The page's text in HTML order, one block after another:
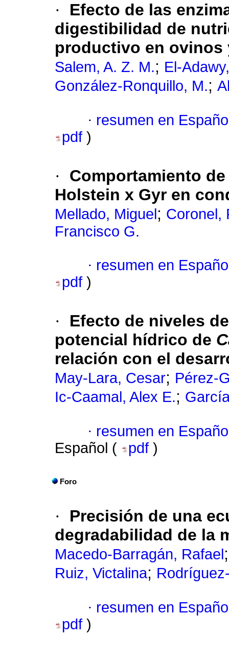
·
Efecto de las
digestibilidad de
productivo en ovinos
Salem, A. Z. M.; El-
González-Ronquillo, M.;
· resumen en
pdf )
·
Comportamiento
Holstein x Gyr en
Mellado, Miguel ; Coronel,
Francisco G.
· resumen en
pdf )
·
Efecto de niveles
potencial hídrico de
relación con el
May-Lara, Cesar; Pérez-
Ic-Caamal, Alex E.;
· resumen en
Español (
pdf )
Foro
·
Precisión de una
degradabilidad de la
Macedo-Barragán, Rafael
Ruiz, Victalina;
· resumen en
pdf )